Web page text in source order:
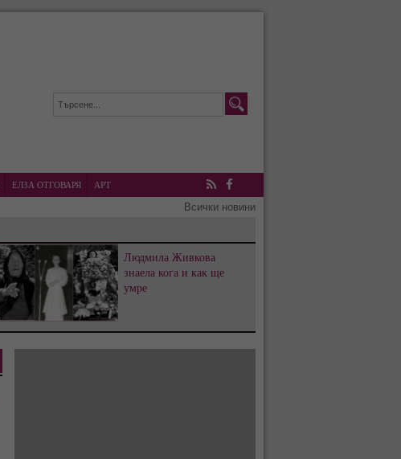
ЕЛЗА ОТГОВАРЯ
АРТ
RSS Facebook
Всички новини
Людмила Живкова
знаела кога и как ще
умре